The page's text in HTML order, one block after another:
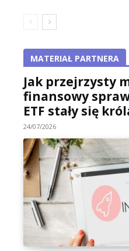
MATERIAŁ PARTNERA
Jak przejrzysty
finansowy
ETF stały się
24/07/2026